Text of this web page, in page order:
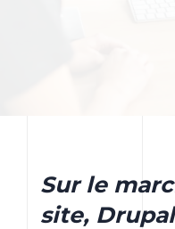
Sur le
site,